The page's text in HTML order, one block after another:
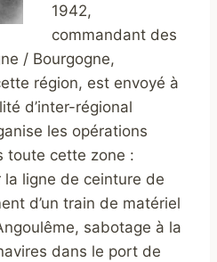
1942,
commandant des
/ Bourgogne,
région, est envoyé à
d’inter-régional
les opérations
toute cette zone :
ligne de ceinture de
d’un train de matériel
sabotage à la
dans le port de